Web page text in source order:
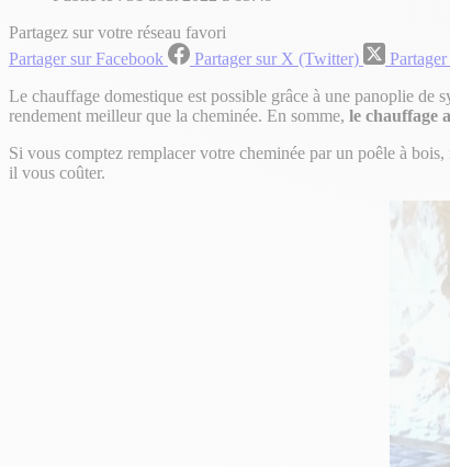
Partagez sur votre réseau favori
Partager sur Facebook
Partager sur X (Twitter)
Le chauffage domestique est possible grâce à une panoplie de
rendement meilleur que la cheminée. En somme, le chauffage
Si vous comptez remplacer votre cheminée par un poêle à
il vous coûter.